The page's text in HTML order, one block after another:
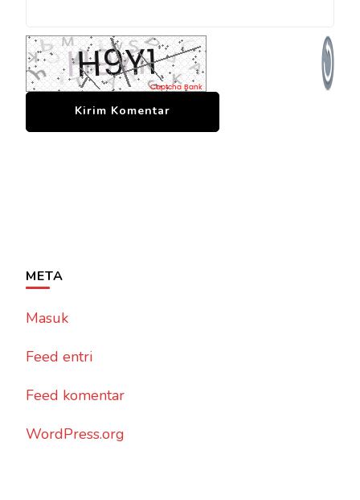
META
Masuk
Feed entri
Feed komentar
WordPress.org